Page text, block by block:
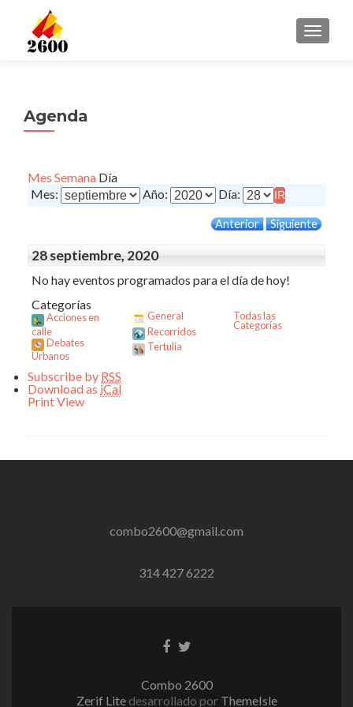
Agenda
Mes Semana Día
Mes:
Año: Día:
Anterior Siguiente
28 septiembre, 2020
No hay eventos programados para el día de hoy!
Categorías
Acciones en
calle
Debates
Urbanos
General
Recorridos
Tertulia
Todas las
Categorías
Subscribe by RSS
Download as iCal
PrintView
combo2600@gmail.com
314 427 6222
EnlaceEnlace
Combo 2600
Zerif Lite desarrollado por ThemeIsle